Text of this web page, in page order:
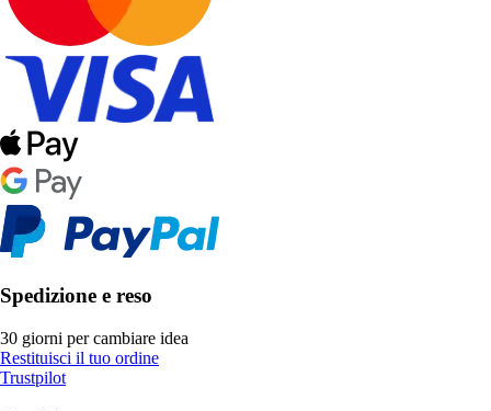
Spedizione e reso
30 giorni per cambiare idea
Restituisci il tuo ordine
Trustpilot